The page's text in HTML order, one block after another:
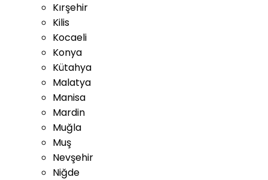
Kırşehir
Kilis
Kocaeli
Konya
Kütahya
Malatya
Manisa
Mardin
Muğla
Muş
Nevşehir
Niğde